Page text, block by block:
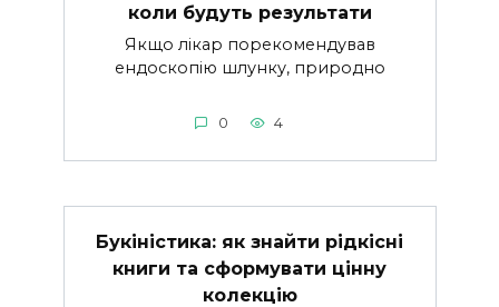
коли будуть результати
Якщо лікар порекомендував
ендоскопію шлунку, природно
0 4
Букіністика: як знайти рідкісні
книги та сформувати цінну
колекцію